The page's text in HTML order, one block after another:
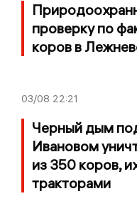
проверку по
коров в
03/08 22:21
Черный дым
Ивановом
из 350 коров,
тракторами